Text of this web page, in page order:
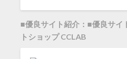
■優良サイト紹介：■優良サイ
トショップ CCLAB